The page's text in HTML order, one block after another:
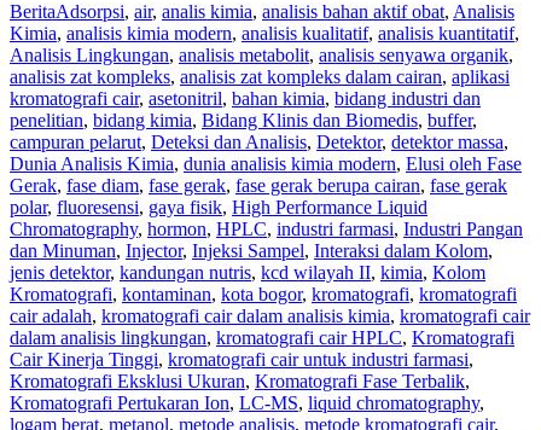
BeritaAdsorpsi, air, analis kimia, analisis bahan aktif obat, Analisis
Kimia, analisis kimia modern, analisis kualitatif, analisis kuantitatif,
Analisis Lingkungan, analisis metabolit, analisis senyawa organik,
analisis zat kompleks, analisis zat kompleks dalam cairan, aplikasi
kromatografi cair, asetonitril, bahan kimia, bidang industri dan
penelitian, bidang kimia, Bidang Klinis dan Biomedis, buffer,
campuran pelarut, Deteksi dan Analisis, Detektor, detektor massa,
Dunia Analisis Kimia, dunia analisis kimia modern, Elusi oleh Fase
Gerak, fase diam, fase gerak, fase gerak berupa cairan, fase gerak
polar, fluoresensi, gaya fisik, High Performance Liquid
Chromatography, hormon, HPLC, industri farmasi, Industri Pangan
dan Minuman, Injector, Injeksi Sampel, Interaksi dalam Kolom,
jenis detektor, kandungan nutris, kcd wilayah II, kimia, Kolom
Kromatografi, kontaminan, kota bogor, kromatografi, kromatografi
cair adalah, kromatografi cair dalam analisis kimia, kromatografi cair
dalam analisis lingkungan, kromatografi cair HPLC, Kromatografi
Cair Kinerja Tinggi, kromatografi cair untuk industri farmasi,
Kromatografi Eksklusi Ukuran, Kromatografi Fase Terbalik,
Kromatografi Pertukaran Ion, LC-MS, liquid chromatography,
logam berat, metanol, metode analisis, metode kromatografi cair,